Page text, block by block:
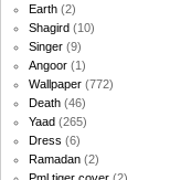
Earth (2)
Shagird (10)
Singer (9)
Angoor (1)
Wallpaper (772)
Death (46)
Yaad (265)
Dress (6)
Ramadan (2)